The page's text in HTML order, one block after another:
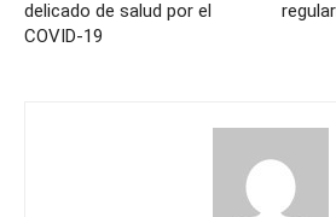
delicado de salud por el
COVID-19